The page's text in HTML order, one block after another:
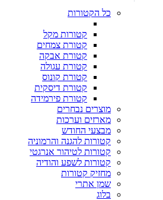
כל הקטורות
קטורות מקל
קטורת צמחים
קטורת אבקה
קטורת עגולה
קטורת קונוס
קטורת דיסקית
קטורת פירמידה
מוצרים נבחרים
מארזים וערכות
מבצעי החודש
קטורות להגנה והרמוניה
קטורות לטיהור אנרגטי
קטורות לשפע והודיה
מחזיק קטורות
שמן אתרי
בלוג